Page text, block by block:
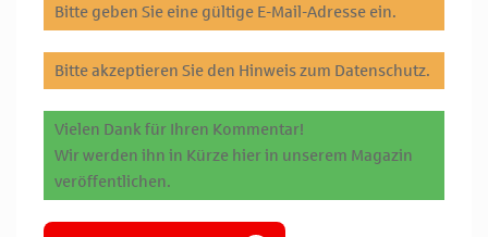
Bitte geben Sie eine gültige E-Mail-Adresse ein.
Bitte akzeptieren Sie den Hinweis zum Datenschutz.
Vielen Dank für Ihren Kommentar!
Wir werden ihn in Kürze hier in unserem Magazin
veröffentlichen.